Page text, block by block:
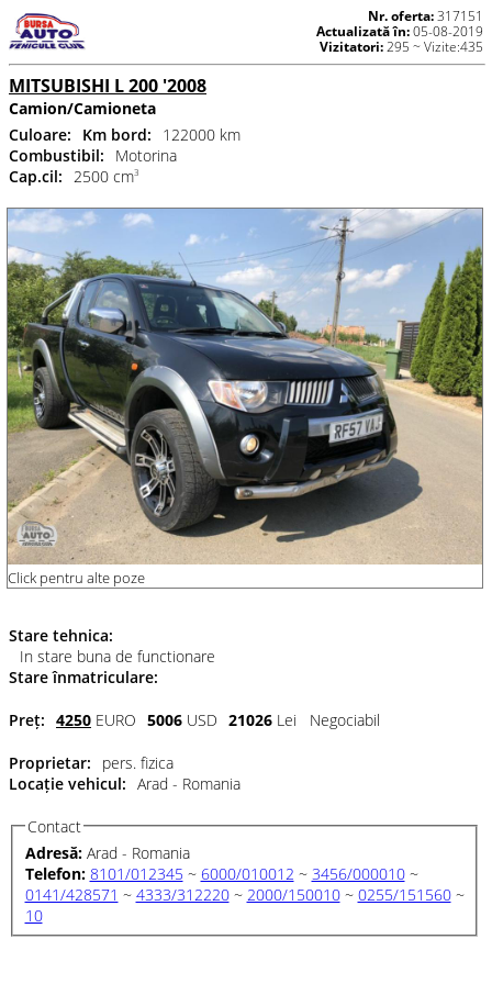
Nr. oferta:317151
Actualizată în:05-08-2019
Vizitatori:295 ~ Vizite:435
MITSUBISHI L 200 '2008
Camion/Camioneta
Culoare:
Km bord:
122000 km
Combustibil:
Motorina
Cap.cil:
2500 cm3
Click pentru alte poze
Stare tehnica:
In stare buna de functionare
Stare înmatriculare:
Preț: 4250 EURO 5006 USD 21026 Lei Negociabil
Proprietar:
pers. fizica
Locație vehicul: Arad - Romania
Contact
Adresă:Arad - Romania
Telefon: 8101/012345 ~ 6000/010012 ~ 3456/000010~
0141/428571 ~ 4333/312220~ 2000/150010~ 0255/151560~
10